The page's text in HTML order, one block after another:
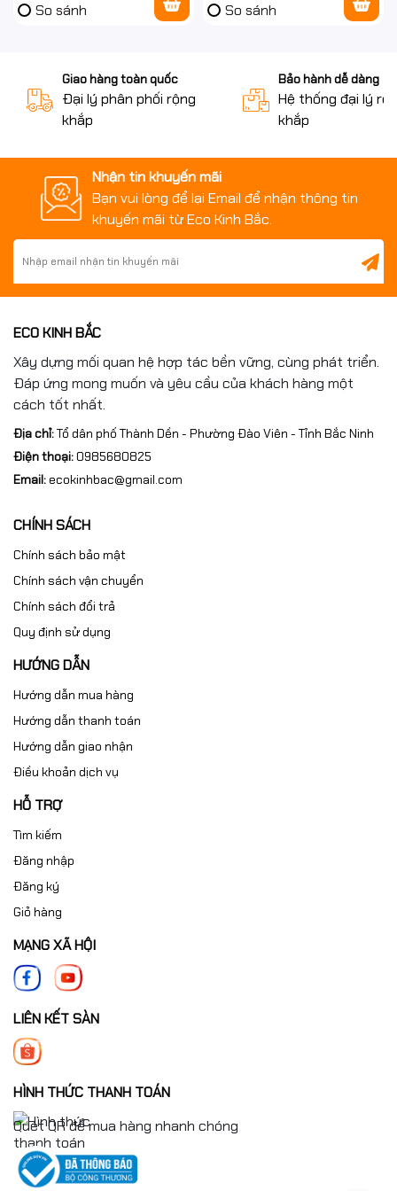
So sánh So sánh
Giao hàng toàn quốc
Đại lý phân phối rộng
khắp
Bảo hành dễ dàng
Hệ thống đại lý
khắp
Nhận tin khuyến mãi
Bạn vui lòng để lại Email để nhận thông tin
khuyến mãi từ Eco Kinh Bắc.
ECO KINH BẮC
Xây dựng mối quan hệ hợp tác bền vững, cùng phát triển.
Đáp ứng mong muốn và yêu cầu của khách hàng một
cách tốt nhất.
Địa chỉ:Tổ dân phố Thành Dền - Phường Đào Viên - Tỉnh Bắc Ninh
Điện thoại:0985680825
Email:ecokinhbac@gmail.com
CHÍNH SÁCH
Chính sách bảo mật
Chính sách vận chuyển
Chính sách đổi trả
Quy định sử dụng
HƯỚNG DẪN
Hướng dẫn mua hàng
Hướng dẫn thanh toán
Hướng dẫn giao nhận
Điều khoản dịch vụ
HỖ TRỢ
Tìm kiếm
Đăng nhập
Đăng ký
Giỏ hàng
MẠNG XÃ HỘI
LIÊN KẾT SÀN
HÌNH THỨC THANH TOÁN
Quét QR để mua hàng nhanh chóng